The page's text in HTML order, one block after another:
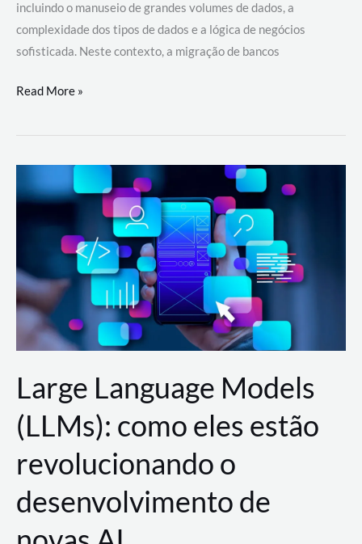
incluindo o manuseio de grandes volumes de dados, a
complexidade dos tipos de dados e a lógica de negócios
sofisticada. Neste contexto, a migração de bancos
Por
migrar
de
a
AWS?
Read More »
Large Language Models
(LLMs): como eles estão
revolucionando o
desenvolvimento de